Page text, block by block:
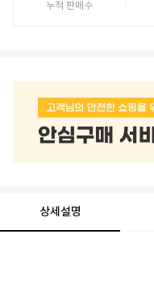
누적 판매수
상세설명